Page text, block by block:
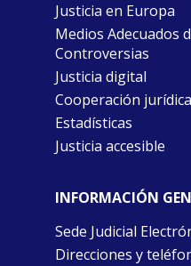
Justicia en Europa
Medios Adecuados
Controversias
Justicia digital
Cooperación
Estadísticas
Justicia accesible
INFORMACIÓN
Sede Judicial
Direcciones y